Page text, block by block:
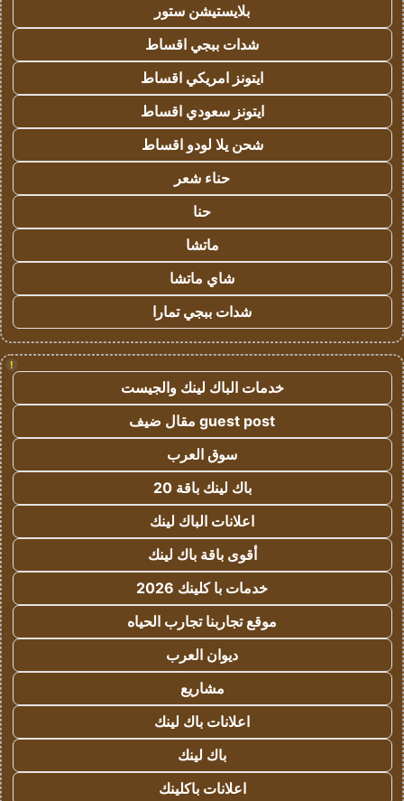
بلايستيشن ستور
شدات ببجي اقساط
ايتونز امريكي اقساط
ايتونز سعودي اقساط
شحن يلا لودو اقساط
حناء شعر
حنا
ماتشا
شاي ماتشا
شدات ببجي تمارا
!
خدمات الباك لينك والجيست
guest post مقال ضيف
سوق العرب
باك لينك باقة 20
اعلانات الباك لينك
أقوى باقة باك لينك
خدمات با كلينك 2026
موقع تجاربنا تجارب الحياه
ديوان العرب
مشاريع
اعلانات باك لينك
باك لينك
اعلانات باكلينك